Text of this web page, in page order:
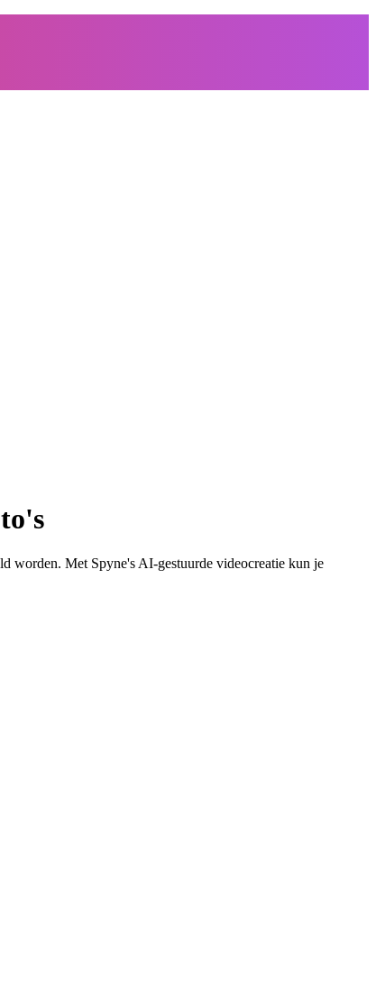
worden. Met Spyne's AI-gestuurde videocreatie kun je